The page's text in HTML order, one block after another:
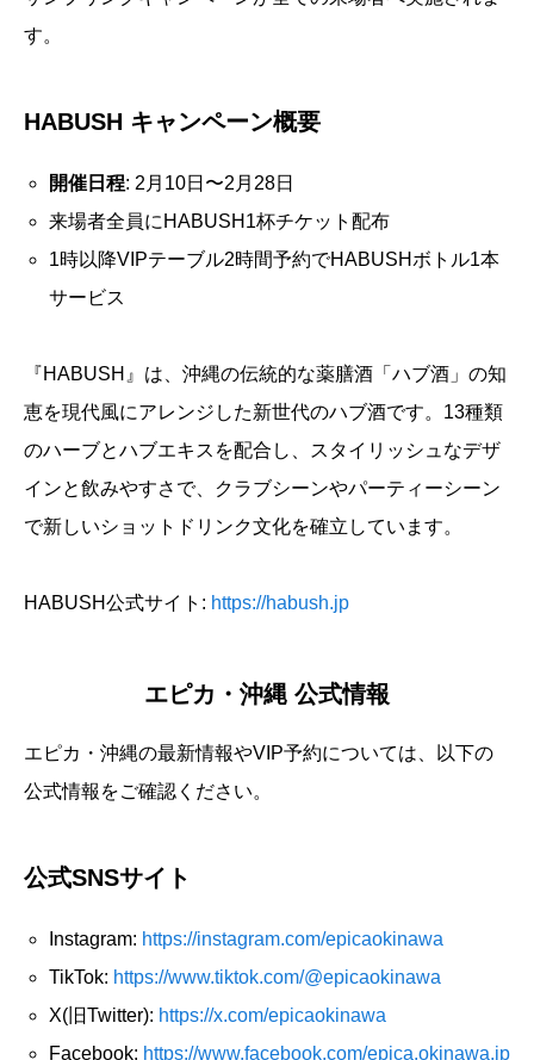
す。
HABUSH キャンペーン概要
開催日程: 2月10日〜2月28日
来場者全員にHABUSH1杯チケット配布
1時以降VIPテーブル2時間予約でHABUSHボトル1本
サービス
『HABUSH』は、沖縄の伝統的な薬膳酒「ハブ酒」の知
恵を現代風にアレンジした新世代のハブ酒です。13種類
のハーブとハブエキスを配合し、スタイリッシュなデザ
インと飲みやすさで、クラブシーンやパーティーシーン
で新しいショットドリンク文化を確立しています。
HABUSH公式サイト: https://habush.jp
エピカ・沖縄 公式情報
エピカ・沖縄の最新情報やVIP予約については、以下の
公式情報をご確認ください。
公式SNSサイト
Instagram: https://instagram.com/epicaokinawa
TikTok: https://www.tiktok.com/@epicaokinawa
X(旧Twitter): https://x.com/epicaokinawa
Facebook: https://www.facebook.com/epica.okinawa.jp